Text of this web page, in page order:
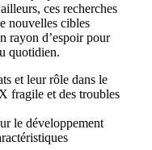
ces recherches
nouvelles cibles
rayon d’espoir pour
quotidien.
et leur rôle dans le
fragile et des troubles
le développement